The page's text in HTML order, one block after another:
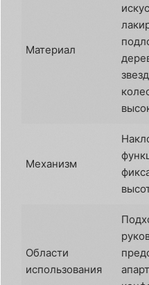
Материал
Механизм
Области
использования